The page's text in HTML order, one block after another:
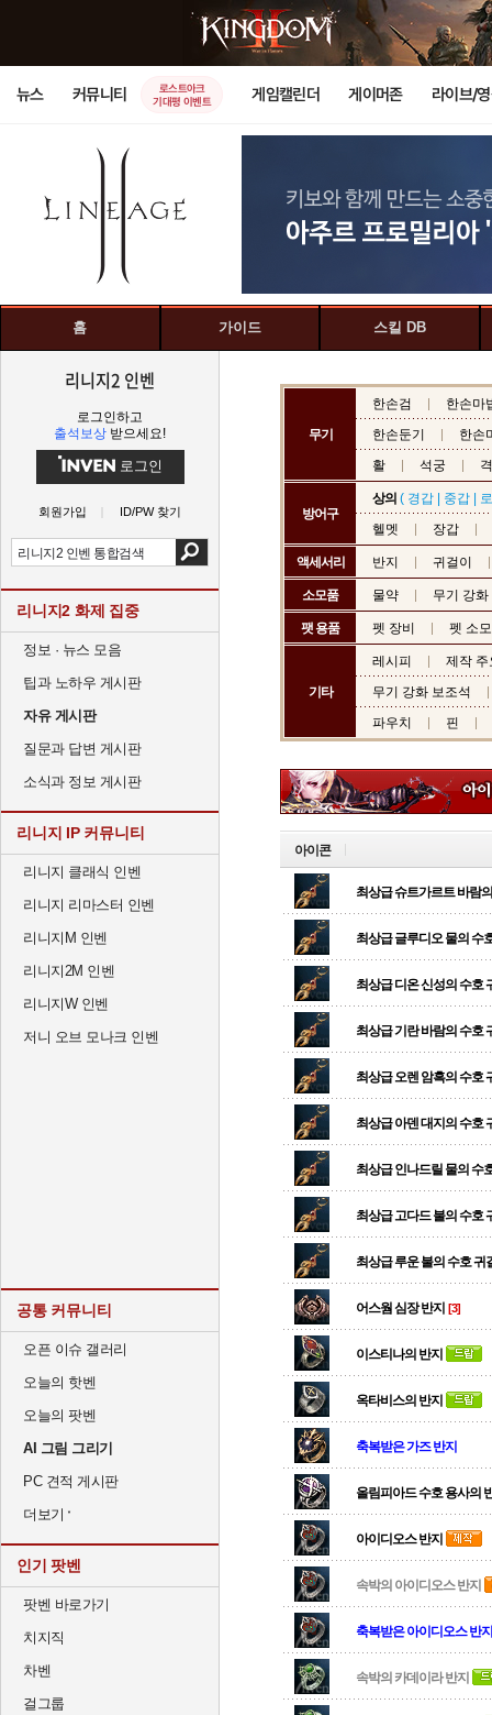
뉴스 커뮤니티
로스트아크
기대평 이벤트
게임캘린더 게이머존 라이브/
홈 가이드 스킬 DB
리니지2 인벤
로그인하고
출석보상 받으세요!
로그인
회원가입 ID/PW 찾기
리니지2 화제 집중
정보 · 뉴스 모음
팁과 노하우 게시판
자유 게시판
질문과 답변 게시판
소식과 정보 게시판
리니지 IP 커뮤니티
리니지 클래식 인벤
리니지 리마스터 인벤
리니지M 인벤
리니지2M 인벤
리니지W 인벤
저니 오브 모나크 인벤
공통 커뮤니티
오픈 이슈 갤러리
오늘의 핫벤
오늘의 팟벤
AI 그림 그리기
PC 견적 게시판
더보기
인기 팟벤
팟벤 바로가기
치지직
차벤
걸그룹
무기
한손검
한손마
한손둔기
한손
활
석궁
방어구
상의 ( 경갑 중갑
헬멧
장갑
액세서리 반지 귀걸이
소모품 물약 무기 강
팻 용품 펫 장비 펫 소
기타
레시피
제작 주
무기 강화 보조석
파우치
핀
아이콘
최상급 슈트가르트 바람
최상급 글루디오 물의 수
최상급 디온 신성의 수호
최상급 기란 바람의 수호
최상급 오렌 암흑의 수호
최상급 아덴 대지의 수호
최상급 인나드릴 물의 수
최상급 고다드 불의 수호
최상급 루운 불의 수호 귀
어스웜 심장 반지 [3]
이스티나의 반지
옥타비스의 반지
축복받은 가즈 반지
올림피아드 수호 용사의
아이디오스 반지
속박의 아이디오스 반지
축복받은 아이디오스 반지
속박의 카데이라 반지